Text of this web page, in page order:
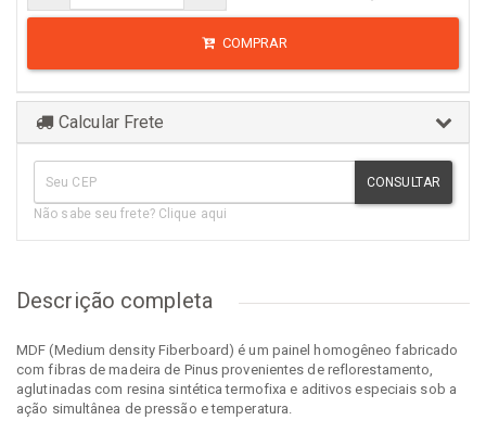
COMPRAR
Calcular Frete
CONSULTAR
Não sabe seu frete? Clique aqui
Descrição completa
MDF (Medium density Fiberboard) é um painel homogêneo fabricado
com fibras de madeira de Pinus provenientes de reflorestamento,
aglutinadas com resina sintética termofixa e aditivos especiais sob a
ação simultânea de pressão e temperatura.